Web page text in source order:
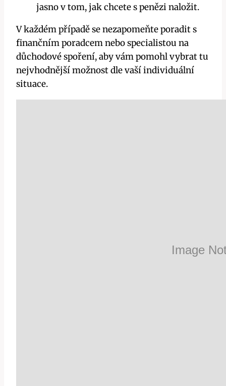
jasno v tom, jak chcete s penězi naložit.
V každém případě se nezapomeňte poradit s
finančním poradcem nebo specialistou na
důchodové spoření, aby vám pomohl vybrat tu
nejvhodnější možnost dle vaší individuální
situace.